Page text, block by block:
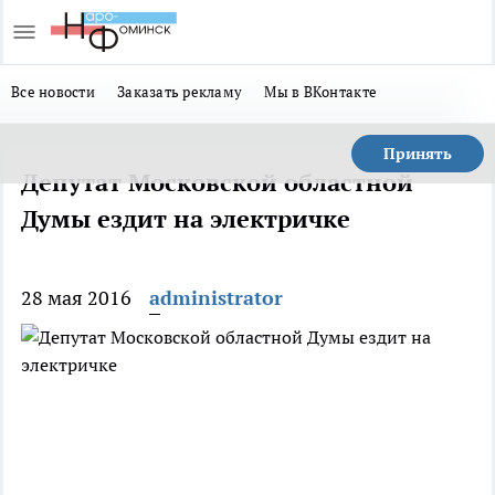
Все новости Заказать рекламу Мы в ВКонтакте
Принять
Депутат Московской областной
Думы ездит на электричке
28 мая 2016 administrator